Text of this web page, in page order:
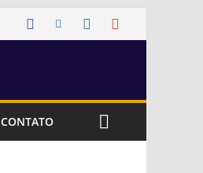
CONTATO